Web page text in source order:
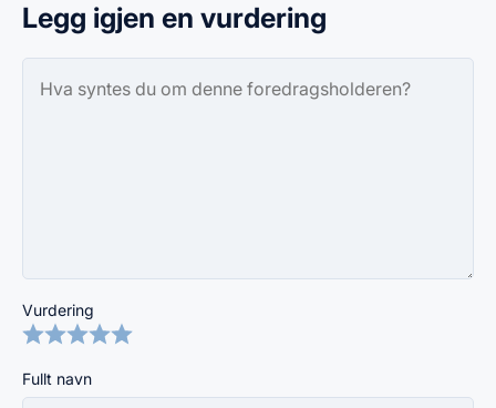
Legg igjen en vurdering
Vurdering
Fullt navn